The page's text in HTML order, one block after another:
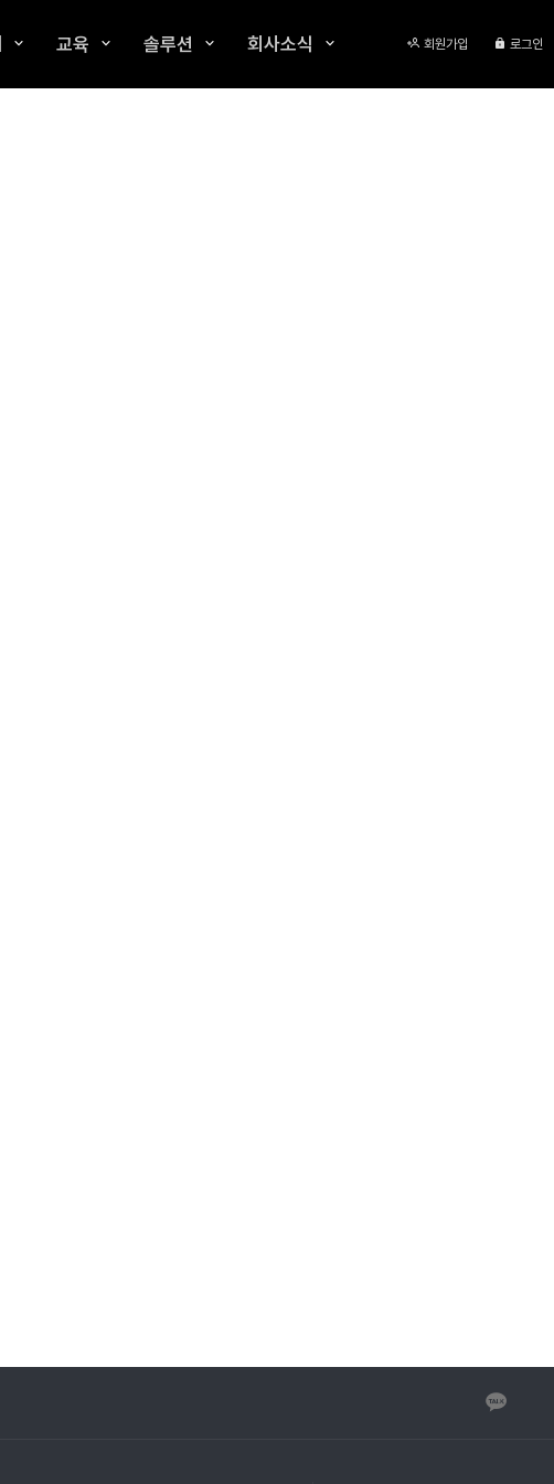
교육 솔루션 회사소식 회원가입 로그인